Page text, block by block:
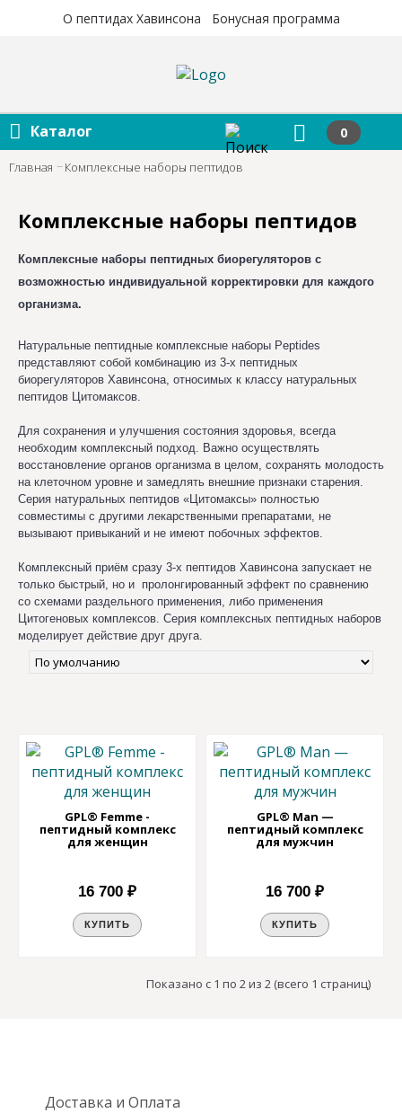
О пептидах Хавинсона Бонусная программа
Каталог 0
Главная Комплексные наборы пептидов
Комплексные наборы пептидов
Комплексные наборы пептидных биорегуляторов с
возможностью индивидуальной корректировки для каждого
организма.
Натуральные пептидные комплексные наборы Peptides
представляют собой комбинацию из 3-х пептидных
биорегуляторов Хавинсона, относимых к классу натуральных
пептидов Цитомаксов.
Для сохранения и улучшения состояния здоровья, всегда
необходим комплексный подход. Важно осуществлять
восстановление органов организма в целом, сохранять молодость
на клеточном уровне и замедлять внешние признаки старения.
Серия натуральных пептидов «Цитомаксы» полностью
совместимы с другими лекарственными препаратами, не
вызывают привыканий и не имеют побочных эффектов.
Комплексный приём сразу 3-х пептидов Хавинсона запускает не
только быстрый, но и пролонгированный эффект по сравнению
со схемами раздельного применения, либо применения
Цитогеновых комплексов. Серия комплексных пептидных наборов
моделирует действие друг друга.
GPL® Femme -
пептидный комплекс
для женщин
16 700 ₽
КУПИТЬ
GPL® Man —
пептидный комплекс
для мужчин
16 700 ₽
КУПИТЬ
Показано с 1 по 2 из 2 (всего 1 страниц)
Доставка и Оплата